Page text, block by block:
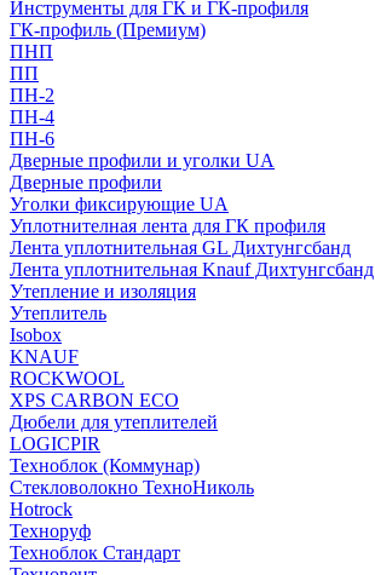
Инструменты для ГК и ГК-профиля
ГК-профиль (Премиум)
ПНП
ПП
ПН-2
ПН-4
ПН-6
Дверные профили и уголки UA
Дверные профили
Уголки фиксирующие UA
Уплотнителная лента для ГК профиля
Лента уплотнительная GL Дихтунгсбанд
Лента уплотнительная Knauf Дихтунгсбанд
Утепление и изоляция
Утеплитель
Isobox
KNAUF
ROCKWOOL
XPS CARBON ECO
Дюбели для утеплителей
LOGICPIR
Техноблок (Коммунар)
Стекловолокно ТехноНиколь
Hotrock
Технoруф
Техноблок Стандарт